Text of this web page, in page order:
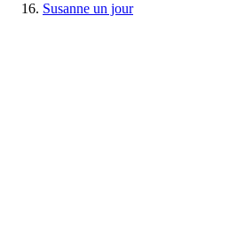
Susanne un jour